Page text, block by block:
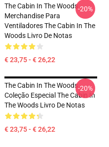
The Cabin In The Woods
Merchandise Para
Ventiladores The Cabin In The
Woods Livro De Notas
€ 23,75 - € 26,22
-20%
The Cabin In The Woods
Coleção Especial The Cabin In
The Woods Livro De Notas
€ 23,75 - € 26,22
-20%